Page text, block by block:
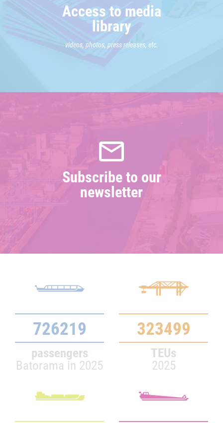
Access to media
library
videos, photos, press releases, etc.
Subscribe to our
newsletter
726219
passengers
Batorama in 2025
323499
TEUs
2025